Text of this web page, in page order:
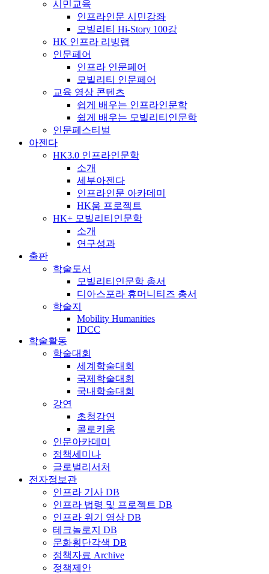
시민교육
인프라인문 시민강좌
모빌리티 Hi-Story 100강
HK 인프라 리빙랩
인문페어
인프라 인문페어
모빌리티 인문페어
교육 영상 콘텐츠
쉽게 배우는 인프라인문학
쉽게 배우는 모빌리티인문학
인문페스티벌
아젠다
HK3.0 인프라인문학
소개
세부아젠다
인프라인문 아카데미
HK움 프로젝트
HK+ 모빌리티인문학
소개
연구성과
출판
학술도서
모빌리티인문학 총서
디아스포라 휴머니티즈 총서
학술지
Mobility Humanities
IDCC
학술활동
학술대회
세계학술대회
국제학술대회
국내학술대회
강연
초청강연
콜로키움
인문아카데미
정책세미나
글로벌리서처
전자정보관
인프라 기사 DB
인프라 법령 및 프로젝트 DB
인프라 위기 영상 DB
테크놀로지 DB
문화횡단각색 DB
정책자료 Archive
정책제안